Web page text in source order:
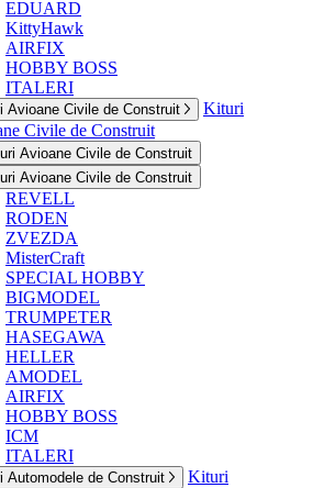
EDUARD
KittyHawk
AIRFIX
HOBBY BOSS
ITALERI
Avioane Civile de Construit
Kituri
Civile de Construit
Avioane Civile de Construit
Avioane Civile de Construit
REVELL
RODEN
ZVEZDA
MisterCraft
SPECIAL HOBBY
BIGMODEL
TRUMPETER
HASEGAWA
HELLER
AMODEL
AIRFIX
HOBBY BOSS
ICM
ITALERI
Automodele de Construit
Kituri